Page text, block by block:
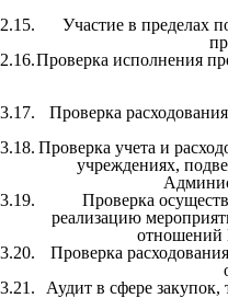
2.15.
Участие в пределах
2.16.Проверка исполнения
3.17.
Проверка
3.18. Проверка учета и
учреждениях,
3.19.
Проверка
реализацию
отношений
3.20.
Проверка
3.21.
Аудит в сфере